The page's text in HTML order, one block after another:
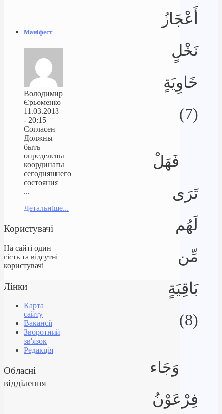
أَعْجَازُ
نَخْلٍ
خَاوِيَةٍ
(7)
فَهَلْ
تَرَى
لَهُم
مِّن
بَاقِيَةٍ
(8)
وَجَاء
فِرْعَوْنُ
Маніфест
Володимир
Єрьоменко
11.03.2018
- 20:15
Согласен.
Должны
быть
определены
координаты
сегодняшнего
состояния
...
Детальніше...
Користувачі
На сайті один
гість та відсутні
користувачі
Лінки
Карта
сайту
Вакансії
Зворотний
зв'язок
Редакція
Обласні
відділення